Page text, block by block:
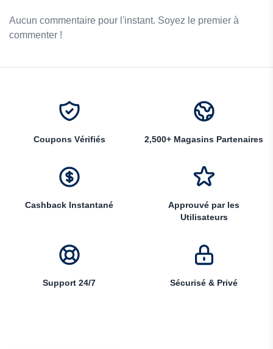
Aucun commentaire pour l'instant. Soyez le premier à
commenter !
Coupons Vérifiés 2,500+ Magasins Partenaires
Cashback Instantané
Approuvé par les
Utilisateurs
Support 24/7 Sécurisé & Privé